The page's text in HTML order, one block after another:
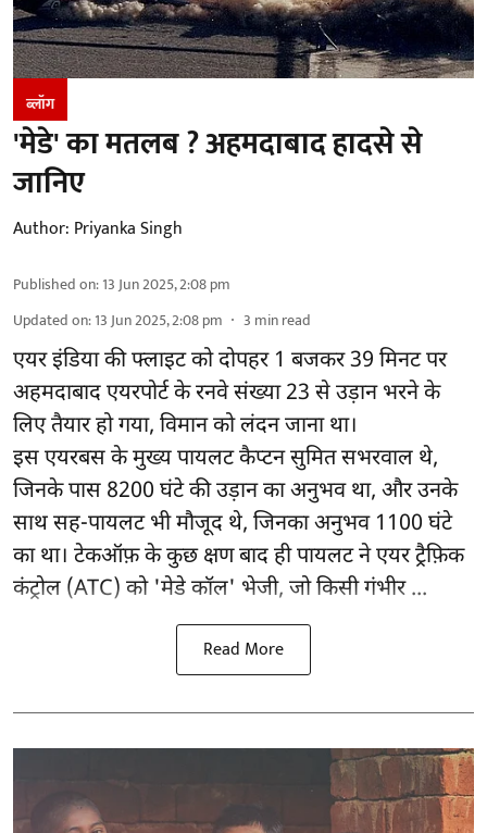
ब्लॉग
'मेडे' का मतलब ? अहमदाबाद हादसे से
जानिए
Author: Priyanka Singh
Published on:13 Jun 2025, 2:08 pm
Updated on:13 Jun 2025, 2:08 pm 3 min read
एयर इंडिया की फ्लाइट को दोपहर 1 बजकर 39 मिनट पर
अहमदाबाद एयरपोर्ट के रनवे संख्या 23 से उड़ान भरने के
लिए तैयार हो गया, विमान को लंदन जाना था।
इस एयरबस के मुख्य पायलट कैप्टन सुमित सभरवाल थे,
जिनके पास 8200 घंटे की उड़ान का अनुभव था, और उनके
साथ सह-पायलट भी मौजूद थे, जिनका अनुभव 1100 घंटे
का था। टेकऑफ़ के कुछ क्षण बाद ही पायलट ने एयर ट्रैफ़िक
कंट्रोल (ATC) को 'मेडे कॉल' भेजी, जो किसी गंभीर ...
Read More